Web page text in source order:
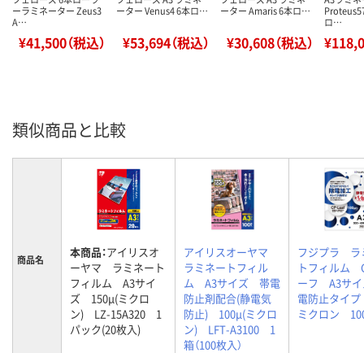
ーラミネーター Zeus3
A…
¥41,500（税込）
ーター Venus4 6本ロ…
¥53,694（税込）
ーター Amaris 6本ロ…
¥30,608（税込）
ロ…
類似商品と比較
商品名 本商品：アイリスオ
ーヤマ ラミネート
フィルム A3サイ
ズ 150μ(ミクロ
ン) LZ-15A320 1
パック(20枚入)
アイリスオーヤマ
ラミネートフィル
ム A3サイズ 帯電
防止剤配合(静電気
防止) 100μ(ミクロ
ン) LFT-A3100 1
箱（100枚入）
フジプラ ラ
トフィルム
ーフ A3サ
電防止タイ
ミクロン